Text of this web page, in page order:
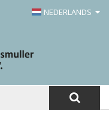
NEDERLANDS